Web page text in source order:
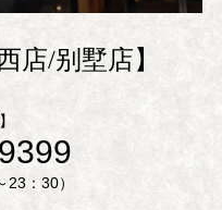
店/别墅店】
23：30）